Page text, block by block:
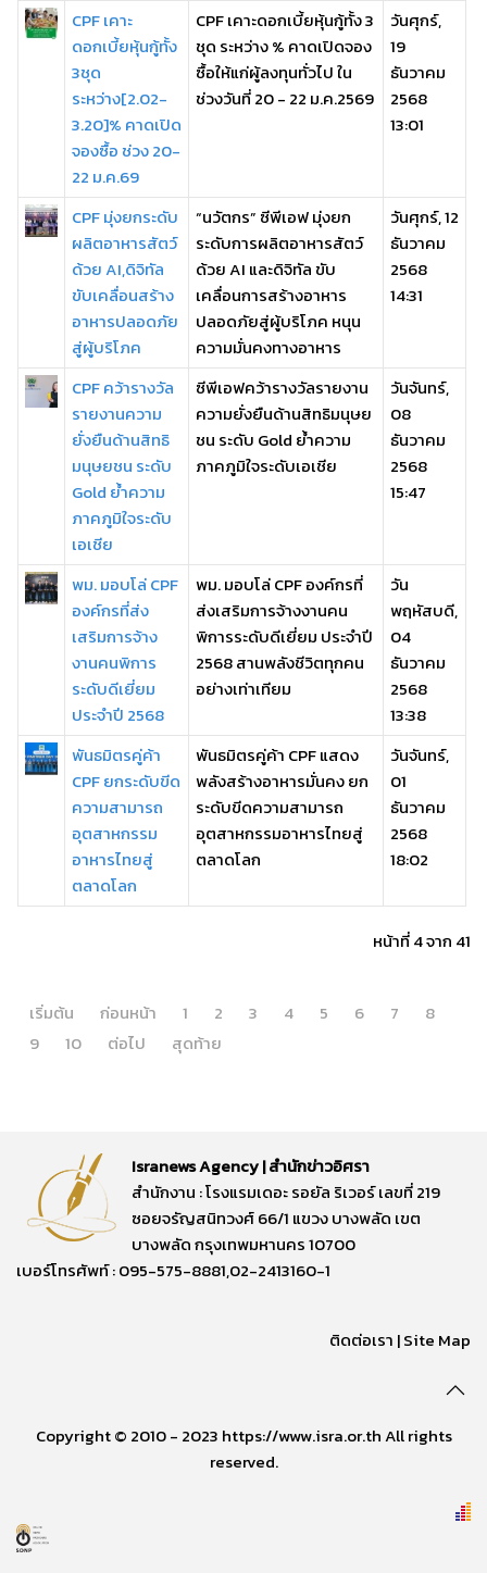
CPF เคาะ
ดอกเบี้ยหุ้นกู้ทั้ง
3ชุด
ระหว่าง[2.02-
3.20]% คาดเปิด
จองซื้อ ช่วง 20-
22 ม.ค.69
CPF เคาะดอกเบี้ยหุ้นกู้ทั้ง 3
ชุด ระหว่าง % คาดเปิดจอง
ซื้อให้แก่ผู้ลงทุนทั่วไป ใน
ช่วงวันที่ 20 - 22 ม.ค.2569
วันศุกร์,
19
ธันวาคม
2568
13:01
CPF มุ่งยกระดับ
ผลิตอาหารสัตว์
ด้วย AI,ดิจิทัล
ขับเคลื่อนสร้าง
อาหารปลอดภัย
สู่ผู้บริโภค
“นวัตกร” ซีพีเอฟ มุ่งยก
ระดับการผลิตอาหารสัตว์
ด้วย AI และดิจิทัล ขับ
เคลื่อนการสร้างอาหาร
ปลอดภัยสู่ผู้บริโภค หนุน
ความมั่นคงทางอาหาร
วันศุกร์, 12
ธันวาคม
2568
14:31
CPF คว้ารางวัล
รายงานความ
ยั่งยืนด้านสิทธิ
มนุษยชน ระดับ
Gold ย้ำความ
ภาคภูมิใจระดับ
เอเชีย
ซีพีเอฟคว้ารางวัลรายงาน
ความยั่งยืนด้านสิทธิมนุษย
ชน ระดับ Gold ย้ำความ
ภาคภูมิใจระดับเอเชีย
วันจันทร์,
08
ธันวาคม
2568
15:47
พม. มอบโล่ CPF
องค์กรที่ส่ง
เสริมการจ้าง
งานคนพิการ
ระดับดีเยี่ยม
ประจำปี 2568
พม. มอบโล่ CPF องค์กรที่
ส่งเสริมการจ้างงานคน
พิการระดับดีเยี่ยม ประจำปี
2568 สานพลังชีวิตทุกคน
อย่างเท่าเทียม
วัน
พฤหัสบดี,
04
ธันวาคม
2568
13:38
พันธมิตรคู่ค้า
CPF ยกระดับขีด
ความสามารถ
อุตสาหกรรม
อาหารไทยสู่
ตลาดโลก
พันธมิตรคู่ค้า CPF แสดง
พลังสร้างอาหารมั่นคง ยก
ระดับขีดความสามารถ
อุตสาหกรรมอาหารไทยสู่
ตลาดโลก
วันจันทร์,
01
ธันวาคม
2568
18:02
หน้าที่ 4 จาก 41
เริ่มต้น ก่อนหน้า 1 2 3 4 5 6 7
8
9
10 ต่อไป สุดท้าย
Isranews Agency | สำนักข่าวอิศรา
สำนักงาน : โรงแรมเดอะ รอยัล ริเวอร์ เลขที่ 219
ซอยจรัญสนิทวงศ์ 66/1 แขวง บางพลัด เขต
บางพลัด กรุงเทพมหานคร 10700
เบอร์โทรศัพท์ : 095-575-8881,02-2413160-1
ติดต่อเรา |Site Map
Copyright © 2010 - 2023 https://www.isra.or.th All rights
reserved.